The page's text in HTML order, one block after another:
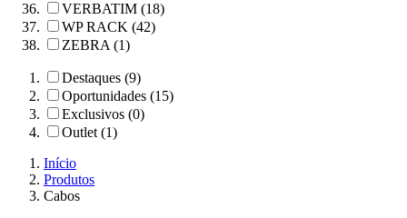
VERBATIM (18)
WP RACK (42)
ZEBRA (1)
Destaques (9)
Oportunidades (15)
Exclusivos (0)
Outlet (1)
Início
Produtos
Cabos